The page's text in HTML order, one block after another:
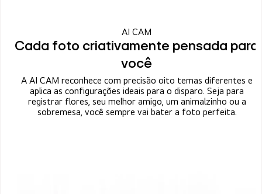
AI CAM
Cada foto criativamente pensada para
você
A AI CAM reconhece com precisão oito temas diferentes e
aplica as configurações ideais para o disparo. Seja para
registrar flores, seu melhor amigo, um animalzinho ou a
sobremesa, você sempre vai bater a foto perfeita.